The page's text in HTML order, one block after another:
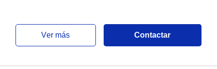
ver más Contactar